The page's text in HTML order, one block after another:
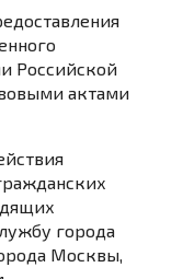
Российской
актами
города
Москвы,